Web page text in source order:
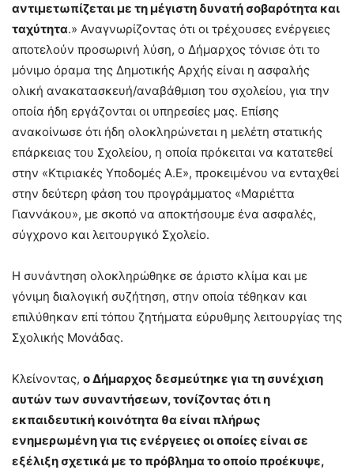
αντιμετωπίζεται με τη μέγιστη δυνατή σοβαρότητα και
ταχύτητα.» Αναγνωρίζοντας ότι οι τρέχουσες ενέργειες
αποτελούν προσωρινή λύση, ο Δήμαρχος τόνισε ότι το
μόνιμο όραμα της Δημοτικής Αρχής είναι η ασφαλής
ολική ανακατασκευή/αναβάθμιση του σχολείου, για την
οποία ήδη εργάζονται οι υπηρεσίες μας. Επίσης
ανακοίνωσε ότι ήδη ολοκληρώνεται η μελέτη στατικής
επάρκειας του Σχολείου, η οποία πρόκειται να κατατεθεί
στην «Κτιριακές Υποδομές Α.Ε», προκειμένου να ενταχθεί
στην δεύτερη φάση του προγράμματος «Μαριέττα
Γιαννάκου», με σκοπό να αποκτήσουμε ένα ασφαλές,
σύγχρονο και λειτουργικό Σχολείο.
Η συνάντηση ολοκληρώθηκε σε άριστο κλίμα και με
γόνιμη διαλογική συζήτηση, στην οποία τέθηκαν και
επιλύθηκαν επί τόπου ζητήματα εύρυθμης λειτουργίας της
Σχολικής Μονάδας.
Κλείνοντας, ο Δήμαρχος δεσμεύτηκε για τη συνέχιση
αυτών των συναντήσεων, τονίζοντας ότι η
εκπαιδευτική κοινότητα θα είναι πλήρως
ενημερωμένη για τις ενέργειες οι οποίες είναι σε
εξέλιξη σχετικά με το πρόβλημα το οποίο προέκυψε,